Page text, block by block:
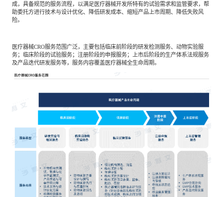
基础设施建设 环保节能科技
教育与培训 航运及港口
商业航空
成，具备规范的服务流程，以满足医疗器械开发所特有的试验需求和监管要求，帮
助委托方进行技术与设计优化、降低研发成本、缩短产品上市周期、降低失败风
险。
医疗器械CRO服务范围广泛，主要包括临床前阶段的研发检测服务、动物实验服
务；临床阶段的试验服务；注册阶段的申报服务；上市后阶段的生产体系法规服务
及产品迭代研发服务等，服务内容覆盖医疗器械全生命周期。